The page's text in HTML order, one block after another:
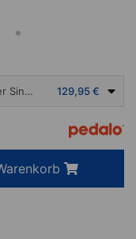
Pedalo Balancetrainer Challenger Single, LxBxH 130x35x8 cm 129,95 €